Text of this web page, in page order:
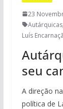
23
Autárquicas,
Luís
seu
A direção
política de